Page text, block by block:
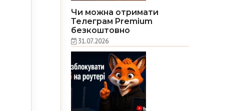
Чи можна отримати
Телеграм Premium
безкоштовно
31.07.2026